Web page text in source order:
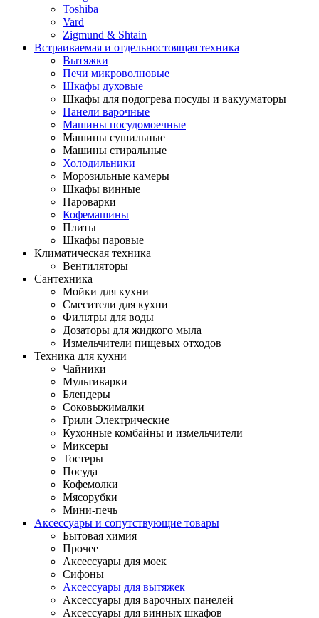
Toshiba
Vard
Zigmund & Shtain
Встраиваемая и отдельностоящая техника
Вытяжки
Печи микроволновые
Шкафы духовые
Шкафы для подогрева посуды и вакууматоры
Панели варочные
Машины посудомоечные
Машины сушильные
Машины стиральные
Холодильники
Морозильные камеры
Шкафы винные
Пароварки
Кофемашины
Плиты
Шкафы паровые
Климатическая техника
Вентиляторы
Сантехника
Мойки для кухни
Смесители для кухни
Фильтры для воды
Дозаторы для жидкого мыла
Измельчители пищевых отходов
Техника для кухни
Чайники
Мультиварки
Блендеры
Соковыжималки
Грили Электрические
Кухонные комбайны и измельчители
Миксеры
Тостеры
Посуда
Кофемолки
Мясорубки
Мини-печь
Аксессуары и сопутствующие товары
Бытовая химия
Прочее
Аксессуары для моек
Сифоны
Аксессуары для вытяжек
Аксессуары для варочных панелей
Аксессуары для винных шкафов